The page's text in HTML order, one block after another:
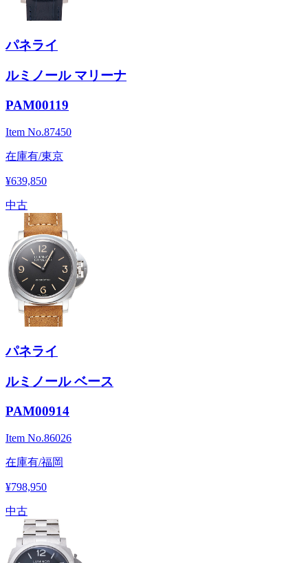
パネライ
ルミノール マリーナ
PAM00119
Item No.87450
在庫有/東京
¥639,850
中古
パネライ
ルミノール ベース
PAM00914
Item No.86026
在庫有/福岡
¥798,950
中古